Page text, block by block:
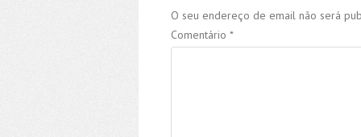
O seu endereço de email não será
Comentário *